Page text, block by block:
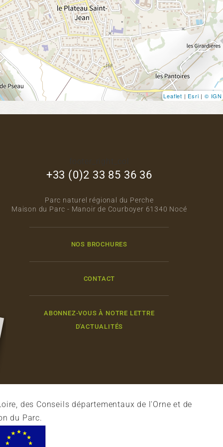
Leaflet | Esri | © IGN
+33 (0)2 33 85 36 36
Parc naturel régional du Perche
Maison du Parc - Manoir de Courboyer 61340 Nocé
NOS BROCHURES
CONTACT
ABONNEZ-VOUS À NOTRE LETTRE
D'ACTUALITÉS
des Conseils départementaux de l'Orne et de
du Parc.